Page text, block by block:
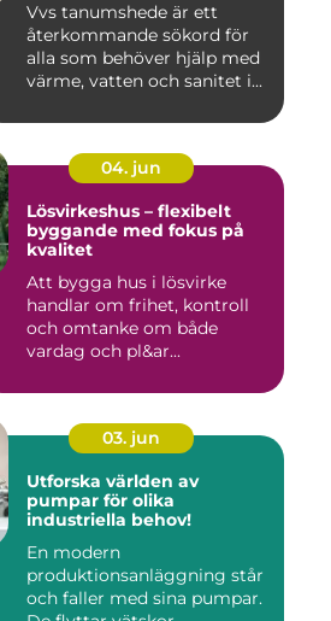
Vvs tanumshede är ett
återkommande sökord för
alla som behöver hjälp med
värme, vatten och sanitet i...
04. jun
Lösvirkeshus – flexibelt
byggande med fokus på
kvalitet
Att bygga hus i lösvirke
handlar om frihet, kontroll
och omtanke om både
vardag och pl&ar...
03. jun
Utforska världen av
pumpar för olika
industriella behov!
En modern
produktionsanläggning står
och faller med sina pumpar.